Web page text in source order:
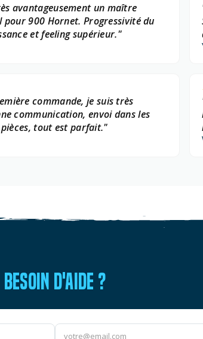
avantageusement un maître
pour 900 Hornet. Progressivité du
et feeling supérieur."
commande, je suis très
communication, envoi dans les
tout est parfait."
BESOIN D'AIDE ?